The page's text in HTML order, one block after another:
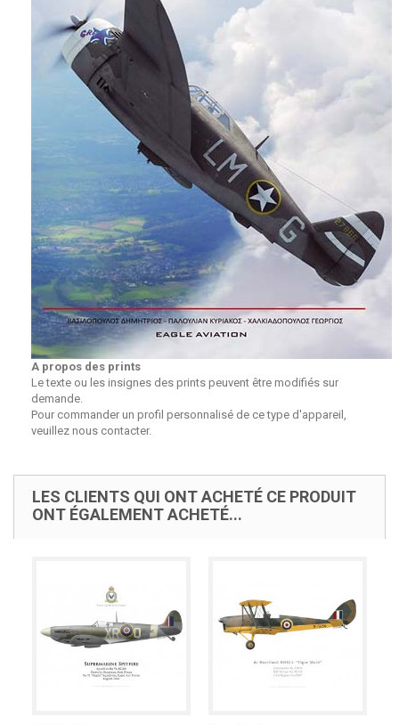
A propos des prints
Le texte ou les insignes des prints peuvent être modifiés sur
demande.
Pour commander un profil personnalisé de ce type d'appareil,
veuillez nous contacter.
LES CLIENTS QUI ONT ACHETÉ CE PRODUIT
ONT ÉGALEMENT ACHETÉ...